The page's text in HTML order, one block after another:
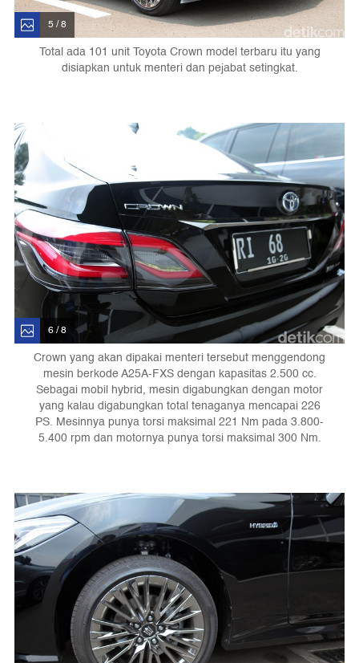
5 / 8
Total ada 101 unit Toyota Crown model terbaru itu yang
disiapkan untuk menteri dan pejabat setingkat.
6 / 8
Crown yang akan dipakai menteri tersebut menggendong
mesin berkode A25A-FXS dengan kapasitas 2.500 cc.
Sebagai mobil hybrid, mesin digabungkan dengan motor
yang kalau digabungkan total tenaganya mencapai 226
PS. Mesinnya punya torsi maksimal 221 Nm pada 3.800-
5.400 rpm dan motornya punya torsi maksimal 300 Nm.